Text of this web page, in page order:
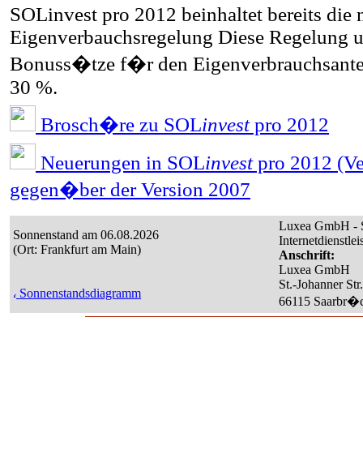
SOLinvest pro 2012 beinhaltet bereits die
Eigenverbauchsregelung Diese Regelung
Bonuss�tze f�r den
30 %.
Brosch�re zu SOLinvestpro 2012
Neuerungen in SOLinvestpro 2012
gegen�ber der Version 2007
Sonnenstand am 06.08.2026
(Ort: Frankfurt am Main)
Sonnenstandsdiagramm
Luxea GmbH -
Anschrift:
Luxea GmbH
St.-Johanner
66115